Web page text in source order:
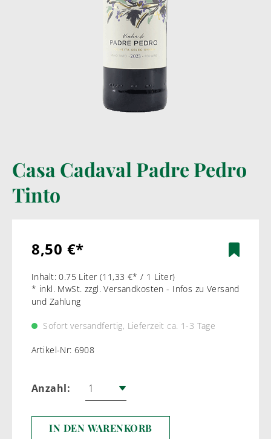
Casa Cadaval Padre Pedro
Tinto
8,50 €*
Inhalt:0.75 Liter (11,33 €* / 1 Liter)
* inkl. MwSt. zzgl. Versandkosten - Infos zu Versand
und Zahlung
Sofort versandfertig, Lieferzeit ca. 1-3 Tage
Artikel-Nr: 6908
Anzahl:
IN DEN WARENKORB